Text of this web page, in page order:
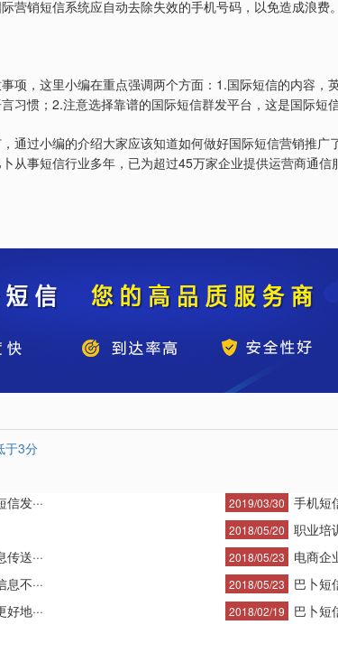
营销短信系统应自动去除失效的手机号码，以免造成浪费。
项，这里小编在重点强调两个方面： 1. 国际短信的内容，
习惯； 2.注意选择靠谱的国际短信群发平台，这是国际短
通过小编的介绍大家应该知道如何做好国际短信营销推
从事短信行业多年，已为超过45万家企业提供运营商通信
于3分
发···
送···
不···
地···
2019/03/30 手机短
2018/05/20 职业培
2018/05/23 电商企
2018/05/23 巴卜短
2018/02/19 巴卜短